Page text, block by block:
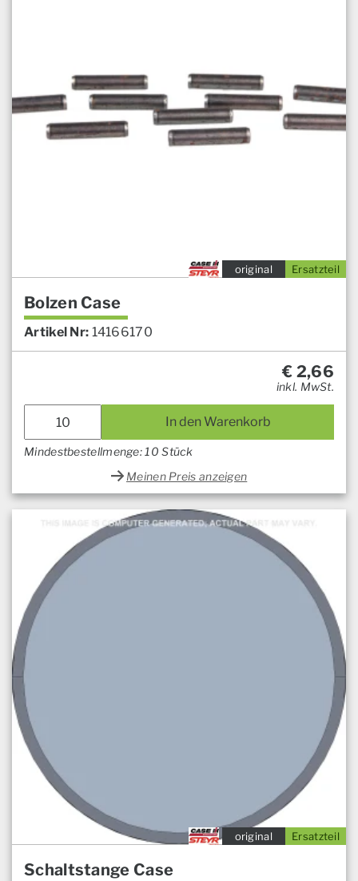
Ersatzteil
original
Bolzen Case
Artikel Nr: 14166170
€ 2,66
inkl. MwSt.
In den Warenkorb
Mindestbestellmenge: 10 Stück
Meinen Preis anzeigen
Ersatzteil
original
Schaltstange Case